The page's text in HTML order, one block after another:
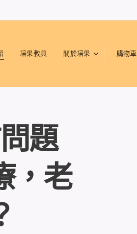
培果教具 關於培果 購物車
題
，老